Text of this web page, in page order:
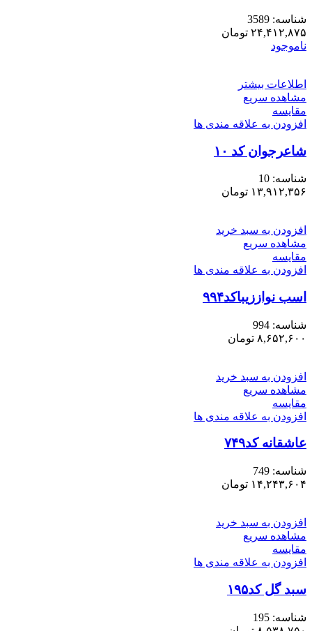
شناسه: 3589
۲۴,۴۱۲,۸۷۵ تومان
ناموجود
اطلاعات بیشتر
مشاهده سریع
مقایسه
افزودن به علاقه مندی ها
شاعرجوان کد ۱۰
شناسه: 10
۱۳,۹۱۲,۳۵۶ تومان
افزودن به سبد خرید
مشاهده سریع
مقایسه
افزودن به علاقه مندی ها
اسب نواززیباکد۹۹۴
شناسه: 994
۸,۶۵۲,۶۰۰ تومان
افزودن به سبد خرید
مشاهده سریع
مقایسه
افزودن به علاقه مندی ها
عاشقانه کد۷۴۹
شناسه: 749
۱۴,۲۴۳,۶۰۴ تومان
افزودن به سبد خرید
مشاهده سریع
مقایسه
افزودن به علاقه مندی ها
سبد گل کد۱۹۵
شناسه: 195